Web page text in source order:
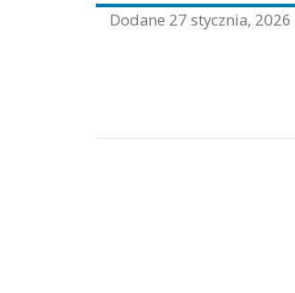
Dodane 27 stycznia, 2026